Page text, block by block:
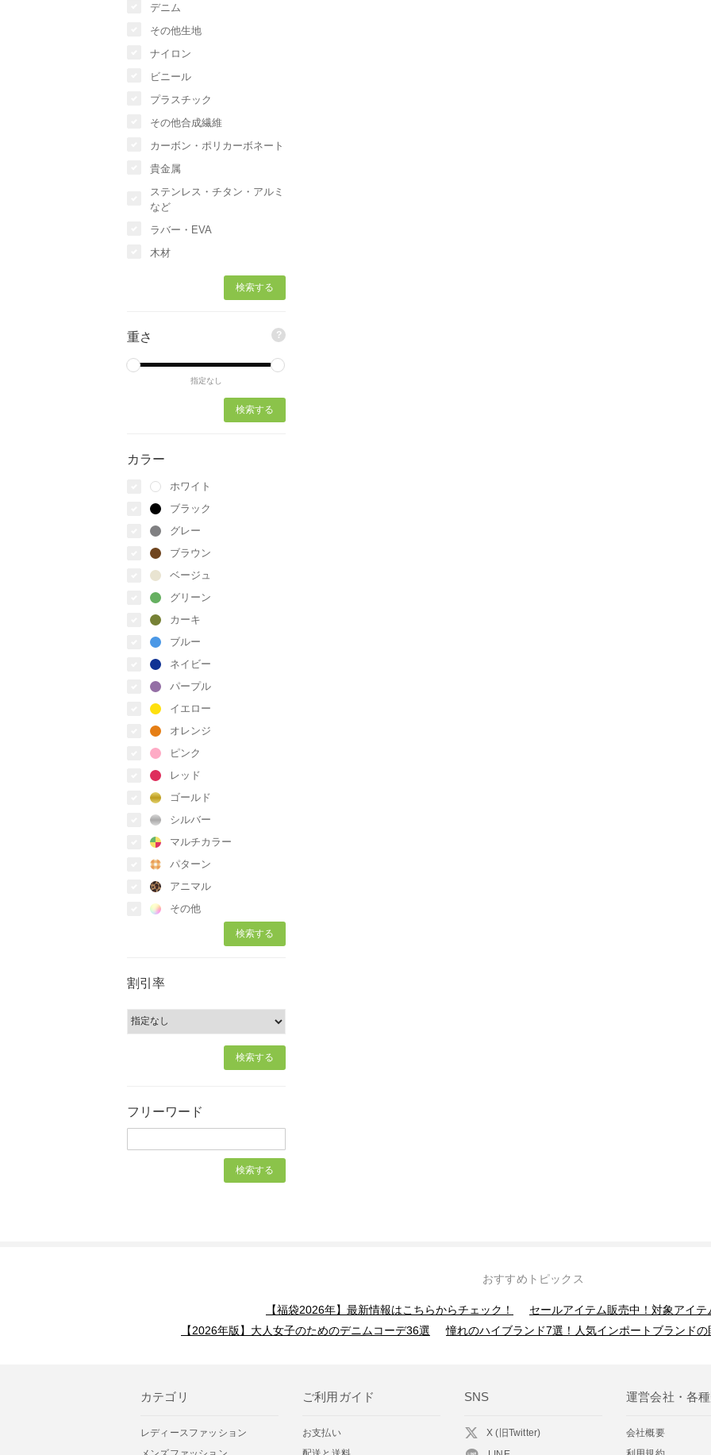
デニム
その他生地
ナイロン
ビニール
プラスチック
その他合成繊維
カーボン・ポリカーボネート
貴金属
ステンレス・チタン・アルミ
など
ラバー・EVA
木材
重さ ?
指定なし
カラー
ホワイト
ブラック
グレー
ブラウン
ベージュ
グリーン
カーキ
ブルー
ネイビー
パープル
イエロー
オレンジ
ピンク
レッド
ゴールド
シルバー
マルチカラー
パターン
アニマル
その他
割引率
フリーワード
おすすめトピックス
【福袋2026年】最新情報はこちらからチェック！
セールアイテム販売中！対象アイテ
【2026年版】大人女子のためのデニムコーデ36選
憧れのハイブランド7選！人気インポートブランド
カテゴリ
レディースファッション
ご利用ガイド
お支払い
SNS
X (旧Twitter)
運営会社・各
会社概要